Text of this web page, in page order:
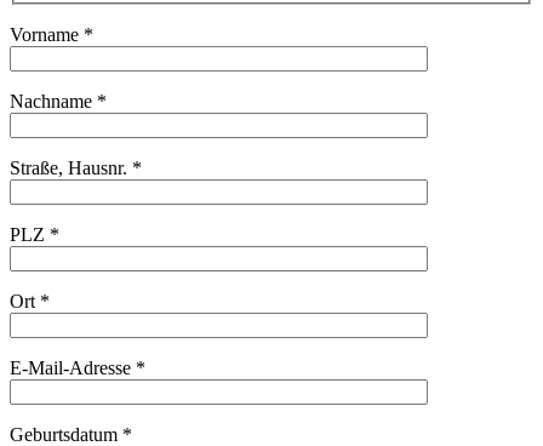
Vorname *
Nachname *
Straße, Hausnr. *
PLZ *
Ort *
E-Mail-Adresse *
Geburtsdatum *